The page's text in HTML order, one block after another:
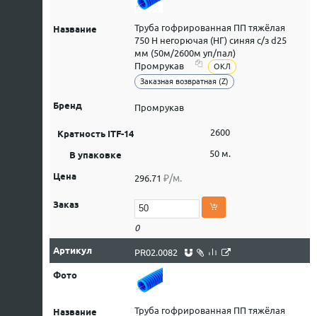
Труба гофрированная ПП тяжёлая
750 Н негорючая (НГ) синяя с/з d25
мм (50м/2600м уп/пал)
Промрукав
ОКЛ
Заказная возвратная (Z)
Промрукав
2600
50 м.
296.71 ₽/м.
0
PR02.0082
Труба гофрированная ПП тяжёлая